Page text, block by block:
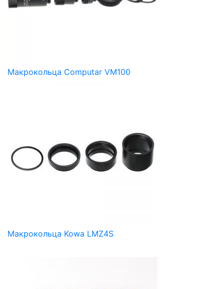
Макрокольца Computar VM100
Макрокольца Kowa LMZ4S